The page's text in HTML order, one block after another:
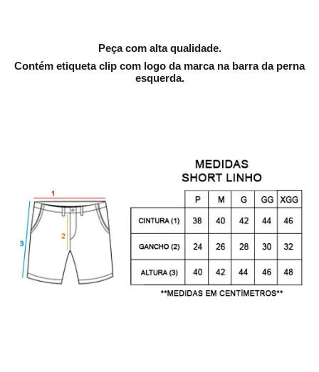
Peça com alta qualidade.
Contém etiqueta clip com logo da marca na barra da perna
esquerda.